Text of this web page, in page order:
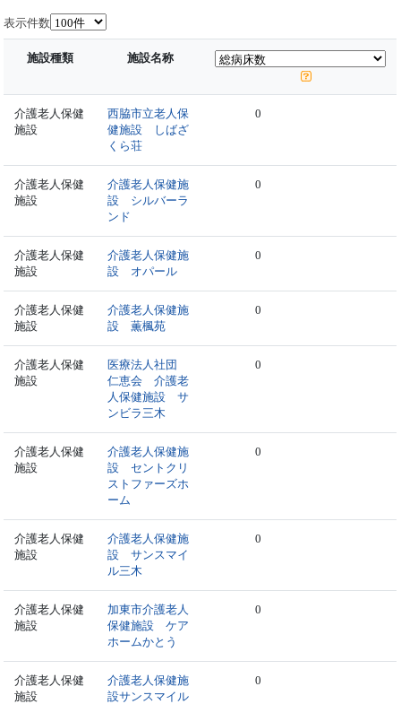
表示件数
施設種類 施設名称
介護老人保健
施設
西脇市立老人保
健施設 しばざ
くら荘
0
介護老人保健
施設
介護老人保健施
設 シルバーラ
ンド
0
介護老人保健
施設
介護老人保健施
設 オパール
0
介護老人保健
施設
介護老人保健施
設 薫楓苑
0
介護老人保健
施設
医療法人社団
仁恵会 介護老
人保健施設 サ
ンビラ三木
0
介護老人保健
施設
介護老人保健施
設 セントクリ
ストファーズホ
ーム
0
介護老人保健
施設
介護老人保健施
設 サンスマイ
ル三木
0
介護老人保健
施設
加東市介護老人
保健施設 ケア
ホームかとう
0
介護老人保健
施設
介護老人保健施
設サンスマイル
0